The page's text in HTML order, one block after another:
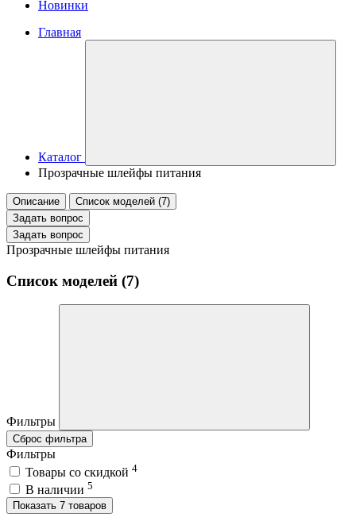
Новинки
Главная
Каталог
Прозрачные шлейфы питания
Описание
Список моделей (7)
Задать вопрос
Задать вопрос
Прозрачные шлейфы питания
Список моделей (7)
Фильтры
Сброс фильтра
Фильтры
Товары со скидкой 4
В наличии 5
Показать 7 товаров